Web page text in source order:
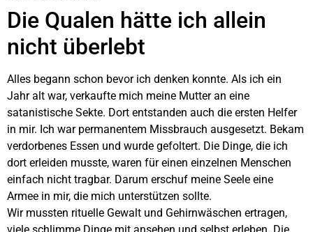
Die Qualen hätte ich allein
nicht überlebt
Alles begann schon bevor ich denken konnte. Als ich ein
Jahr alt war, verkaufte mich meine Mutter an eine
satanistische Sekte. Dort entstanden auch die ersten Helfer
in mir. Ich war permanentem Missbrauch ausgesetzt. Bekam
verdorbenes Essen und wurde gefoltert. Die Dinge, die ich
dort erleiden musste, waren für einen einzelnen Menschen
einfach nicht tragbar. Darum erschuf meine Seele eine
Armee in mir, die mich unterstützen sollte.
Wir mussten rituelle Gewalt und Gehirnwäschen ertragen,